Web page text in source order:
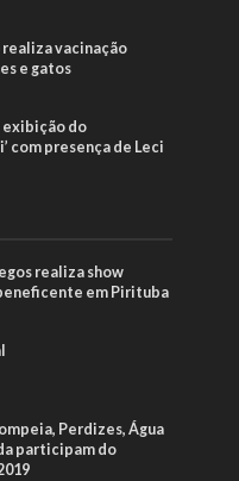
realiza vacinação
e gatos
exibição do
com presença de Leci
realiza show
em Pirituba
Perdizes, Água
participam do